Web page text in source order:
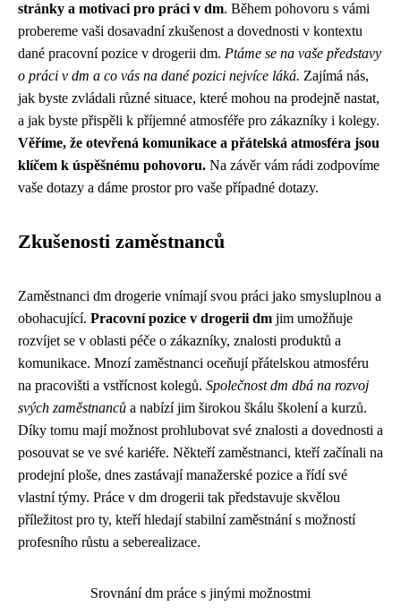
stránky a motivaci pro práci v dm. Během pohovoru s vámi
probereme vaši dosavadní zkušenost a dovednosti v kontextu
dané pracovní pozice v drogerii dm. Ptáme se na vaše představy
o práci v dm a co vás na dané pozici nejvíce láká. Zajímá nás,
jak byste zvládali různé situace, které mohou na prodejně nastat,
a jak byste přispěli k příjemné atmosféře pro zákazníky i kolegy.
Věříme, že otevřená komunikace a přátelská atmosféra jsou
klíčem k úspěšnému pohovoru. Na závěr vám rádi zodpovíme
vaše dotazy a dáme prostor pro vaše případné dotazy.
Zkušenosti zaměstnanců
Zaměstnanci dm drogerie vnímají svou práci jako smysluplnou a
obohacující. Pracovní pozice v drogerii dm jim umožňuje
rozvíjet se v oblasti péče o zákazníky, znalosti produktů a
komunikace. Mnozí zaměstnanci oceňují přátelskou atmosféru
na pracovišti a vstřícnost kolegů. Společnost dm dbá na rozvoj
svých zaměstnanců a nabízí jim širokou škálu školení a kurzů.
Díky tomu mají možnost prohlubovat své znalosti a dovednosti a
posouvat se ve své kariéře. Někteří zaměstnanci, kteří začínali na
prodejní ploše, dnes zastávají manažerské pozice a řídí své
vlastní týmy. Práce v dm drogerii tak představuje skvělou
příležitost pro ty, kteří hledají stabilní zaměstnání s možností
profesního růstu a seberealizace.
Srovnání dm práce s jinými možnostmi